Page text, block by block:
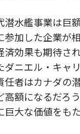
水艦事業は巨
参加した企業が
済効果も期待さ
ダニエル・キャ
任者はカナダの
高額になるだろ
巨大な価値をも